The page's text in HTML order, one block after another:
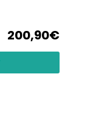
200,90€